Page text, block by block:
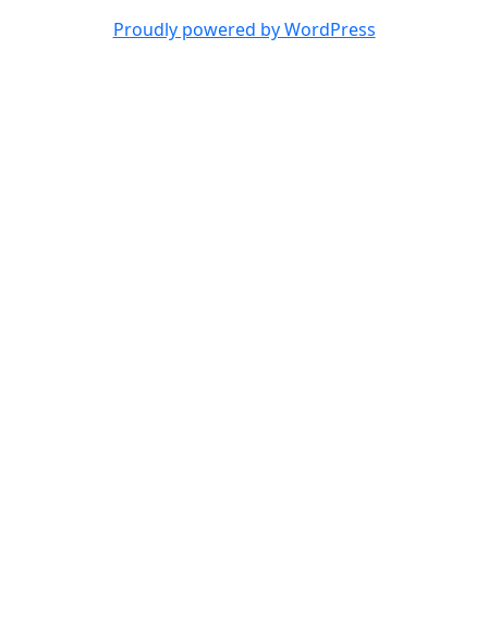
Proudly powered by WordPress